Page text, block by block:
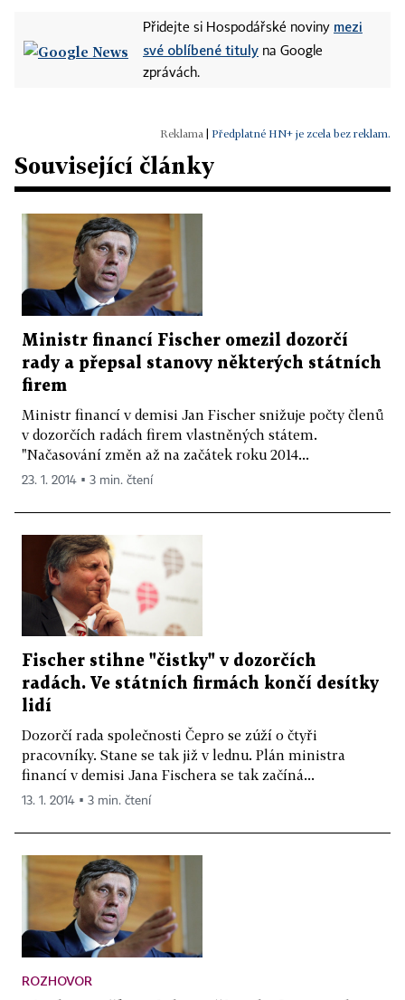
Přidejte si Hospodářské noviny mezi
své oblíbené tituly na Google
zprávách.
Předplatné HN+ je zcela bez reklam.
Související články
Ministr financí Fischer omezil dozorčí
rady a přepsal stanovy některých státních
firem
Ministr financí v demisi Jan Fischer snižuje počty členů
v dozorčích radách firem vlastněných státem.
"Načasování změn až na začátek roku 2014...
23. 1. 2014 ▪ 3 min. čtení
Fischer stihne "čistky" v dozorčích
radách. Ve státních firmách končí desítky
lidí
Dozorčí rada společnosti Čepro se zúží o čtyři
pracovníky. Stane se tak již v lednu. Plán ministra
financí v demisi Jana Fischera se tak začíná...
13. 1. 2014 ▪ 3 min. čtení
ROZHOVOR